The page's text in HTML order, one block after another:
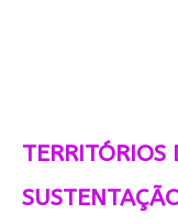
TERRITÓRIOS